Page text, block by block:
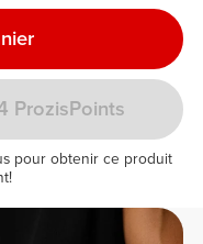
ProzisPoints
pour obtenir ce produit